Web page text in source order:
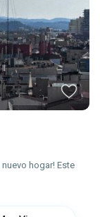
hogar! Este